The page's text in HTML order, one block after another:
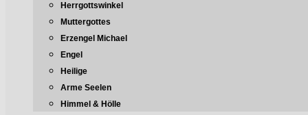
Herrgottswinkel
Muttergottes
Erzengel Michael
Engel
Heilige
Arme Seelen
Himmel & Hölle